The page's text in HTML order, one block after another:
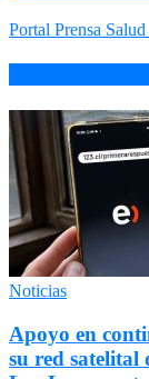
Portal Prensa
Noticias
Apoyo en
su red satelital